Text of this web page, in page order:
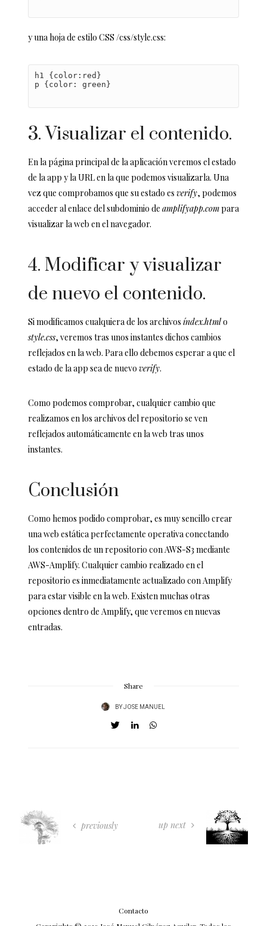
y una hoja de estilo CSS /css/style.css:
h1 {color:red}
p {color: green}
3. Visualizar el contenido.
En la página principal de la aplicación veremos el estado
de la app y la URL en la que podemos visualizarla. Una
vez que comprobamos que su estado es verify, podemos
acceder al enlace del subdominio de amplifyapp.compara
visualizar la web en el navegador.
4. Modificar y visualizar
de nuevo el contenido.
Si modificamos cualquiera de los archivos índex.htmlo
style.css, veremos tras unos instantes dichos cambios
reflejados en la web. Para ello debemos esperar a que el
estado de la app sea de nuevo verify.
Como podemos comprobar, cualquier cambio que
realizamos en los archivos del repositorio se ven
reflejados automáticamente en la web tras unos
instantes.
Conclusión
Como hemos podido comprobar, es muy sencillo crear
una web estática perfectamente operativa conectando
los contenidos de un repositorio con AWS-S3 mediante
AWS-Amplify. Cualquier cambio realizado en el
repositorio es inmediatamente actualizado con Amplify
para estar visible en la web. Existen muchas otras
opciones dentro de Amplify, que veremos en nuevas
entradas.
Share
BYJOSE MANUEL
previously up next
Contacto